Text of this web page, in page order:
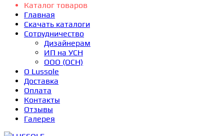
Каталог товаров
Главная
Скачать каталоги
Сотрудничество
Дизайнерам
ИП на УСН
ООО (ОСН)
О Lussole
Доставка
Оплата
Контакты
Отзывы
Галерея